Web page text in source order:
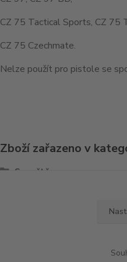
CZ 75 Tactical Sports, CZ 75
CZ 75 Czechmate.
Nelze použít pro pistole se
Zboží zařazeno v
Spouště